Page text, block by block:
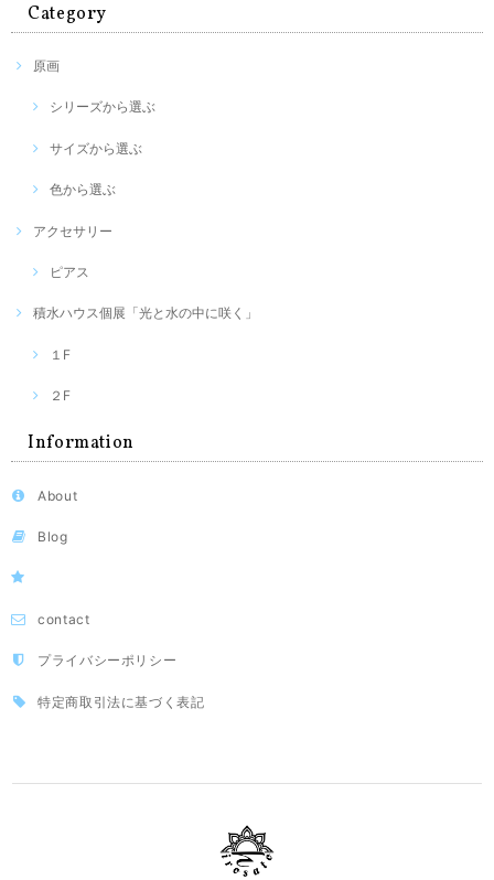
Category
原画
シリーズから選ぶ
サイズから選ぶ
色から選ぶ
アクセサリー
ピアス
積水ハウス個展「光と水の中に咲く」
１F
２F
Information
About
Blog
contact
プライバシーポリシー
特定商取引法に基づく表記